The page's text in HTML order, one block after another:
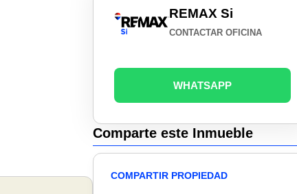
REMAX Si
CONTACTAR OFICINA
WHATSAPP
Comparte este Inmueble
COMPARTIR PROPIEDAD